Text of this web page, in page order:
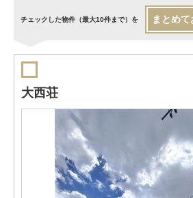
チェックした物件（最大10件まで）を まとめ
大西荘